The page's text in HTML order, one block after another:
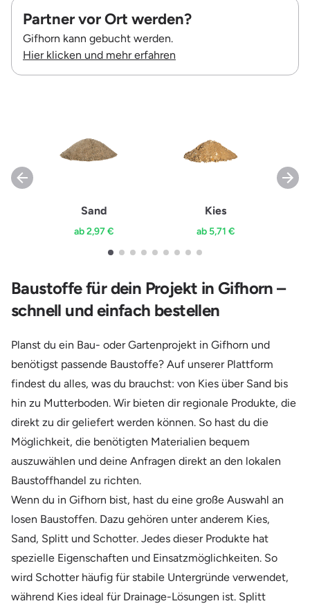
Partner vor Ort werden?
Gifhorn kann gebucht werden.
Hier klicken und mehr erfahren
Sand
ab 2,97 €
Kies
ab 5,71 €
Baustoffe für dein Projekt in Gifhorn –
schnell und einfach bestellen
Planst du ein Bau- oder Gartenprojekt in Gifhorn und
benötigst passende Baustoffe? Auf unserer Plattform
findest du alles, was du brauchst: von Kies über Sand bis
hin zu Mutterboden. Wir bieten dir regionale Produkte, die
direkt zu dir geliefert werden können. So hast du die
Möglichkeit, die benötigten Materialien bequem
auszuwählen und deine Anfragen direkt an den lokalen
Baustoffhandel zu richten.
Wenn du in Gifhorn bist, hast du eine große Auswahl an
losen Baustoffen. Dazu gehören unter anderem Kies,
Sand, Splitt und Schotter. Jedes dieser Produkte hat
spezielle Eigenschaften und Einsatzmöglichkeiten. So
wird Schotter häufig für stabile Untergründe verwendet,
während Kies ideal für Drainage-Lösungen ist. Splitt